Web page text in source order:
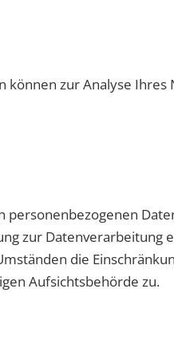
können zur Analyse Ihres
zur Datenverarbeitung
die
Aufsichtsbehörde zu.